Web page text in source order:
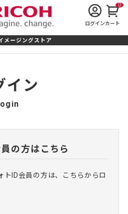
ログイン
0
カート
メージングストア
イン
の方はこちら
トID会員の方は、こちらからロ